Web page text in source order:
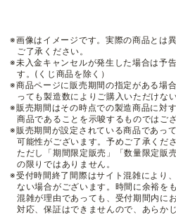
※画像はイメージです。実際の商品とは
ご了承ください。
※未入金キャンセルが発生した場合は予
す。(くじ商品を除く）
※商品ページに販売期間の指定がある場
っても製造数によりご購入いただけな
※販売期間はその時点での製造商品に対
商品であることを示唆するものではご
※販売期間が設定されている商品であっ
可能性がございます。予めご了承くださ
ただし「期間限定販売」「数量限定販
の限りではありません。
※受付時間終了間際はサイト混雑により
ない場合がございます。時間に余裕を
混雑が理由であっても、受付期間内に
対応、保証はできませんので、あらか